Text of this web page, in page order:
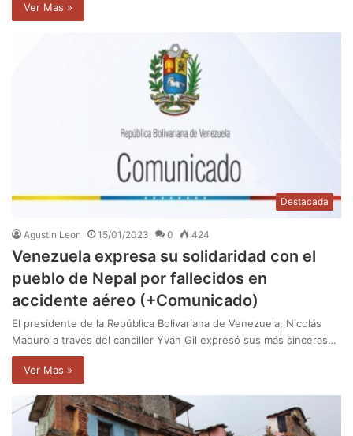
Ver Mas »
Destacada
Agustin Leon 15/01/2023 0 424
Venezuela expresa su solidaridad con el
pueblo de Nepal por fallecidos en
accidente aéreo (+Comunicado)
El presidente de la República Bolivariana de Venezuela, Nicolás
Maduro a través del canciller Yván Gil expresó sus más sinceras…
Ver Mas »